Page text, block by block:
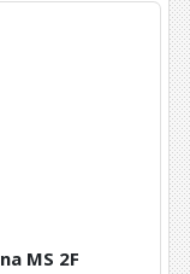
MS 2F